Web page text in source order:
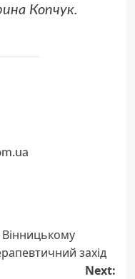
Копчук.
Вінницькому
захід
Next: